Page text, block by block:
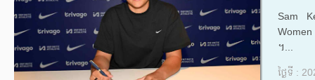
Sam
។...
ថ្ងៃទី :